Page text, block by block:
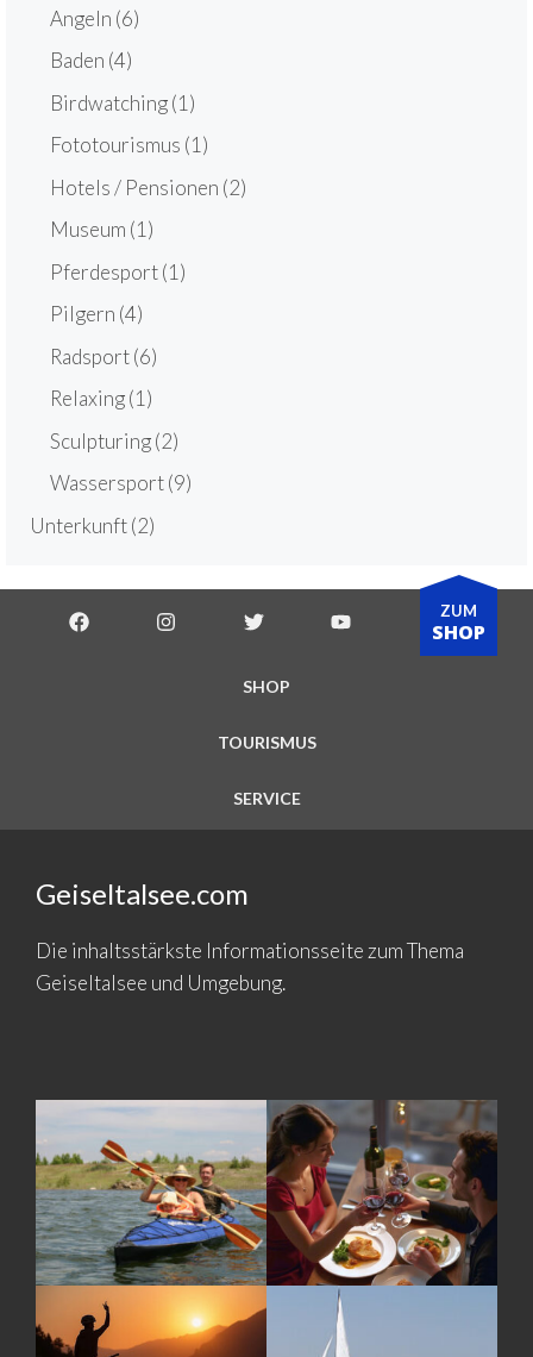
Angeln (6)
Baden (4)
Birdwatching(1)
Fototourismus (1)
Hotels / Pensionen (2)
Museum (1)
Pferdesport(1)
Pilgern (4)
Radsport(6)
Relaxing(1)
Sculpturing(2)
Wassersport(9)
Unterkunft(2)
SHOP
TOURISMUS
SERVICE
ZUM
SHOP
Geiseltalsee.com
Die inhaltsstärkste Informationsseite zum Thema
Geiseltalsee und Umgebung.